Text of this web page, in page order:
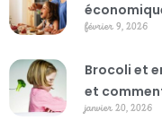
février 9, 2026
Brocoli et
et
janvier 20, 2026